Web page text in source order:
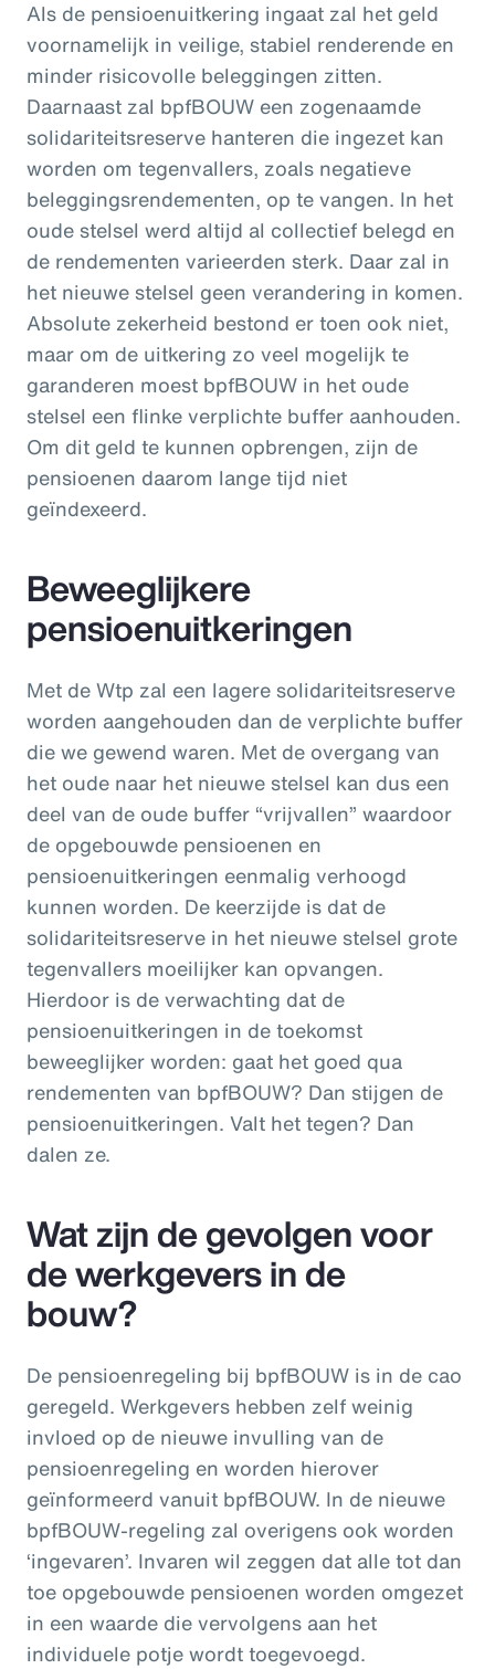
Als de pensioenuitkering ingaat zal het geld
voornamelijk in veilige, stabiel renderende en
minder risicovolle beleggingen zitten.
Daarnaast zal bpfBOUW een zogenaamde
solidariteitsreserve hanteren die ingezet kan
worden om tegenvallers, zoals negatieve
beleggingsrendementen, op te vangen. In het
oude stelsel werd altijd al collectief belegd en
de rendementen varieerden sterk. Daar zal in
het nieuwe stelsel geen verandering in komen.
Absolute zekerheid bestond er toen ook niet,
maar om de uitkering zo veel mogelijk te
garanderen moest bpfBOUW in het oude
stelsel een flinke verplichte buffer aanhouden.
Om dit geld te kunnen opbrengen, zijn de
pensioenen daarom lange tijd niet
geïndexeerd.
Beweeglijkere
pensioenuitkeringen
Met de Wtp zal een lagere solidariteitsreserve
worden aangehouden dan de verplichte buffer
die we gewend waren. Met de overgang van
het oude naar het nieuwe stelsel kan dus een
deel van de oude buffer “vrijvallen” waardoor
de opgebouwde pensioenen en
pensioenuitkeringen eenmalig verhoogd
kunnen worden. De keerzijde is dat de
solidariteitsreserve in het nieuwe stelsel grote
tegenvallers moeilijker kan opvangen.
Hierdoor is de verwachting dat de
pensioenuitkeringen in de toekomst
beweeglijker worden: gaat het goed qua
rendementen van bpfBOUW? Dan stijgen de
pensioenuitkeringen. Valt het tegen? Dan
dalen ze.
Wat zijn de gevolgen voor
de werkgevers in de
bouw?
De pensioenregeling bij bpfBOUW is in de cao
geregeld. Werkgevers hebben zelf weinig
invloed op de nieuwe invulling van de
pensioenregeling en worden hierover
geïnformeerd vanuit bpfBOUW. In de nieuwe
bpfBOUW-regeling zal overigens ook worden
‘ingevaren’. Invaren wil zeggen dat alle tot dan
toe opgebouwde pensioenen worden omgezet
in een waarde die vervolgens aan het
individuele potje wordt toegevoegd.